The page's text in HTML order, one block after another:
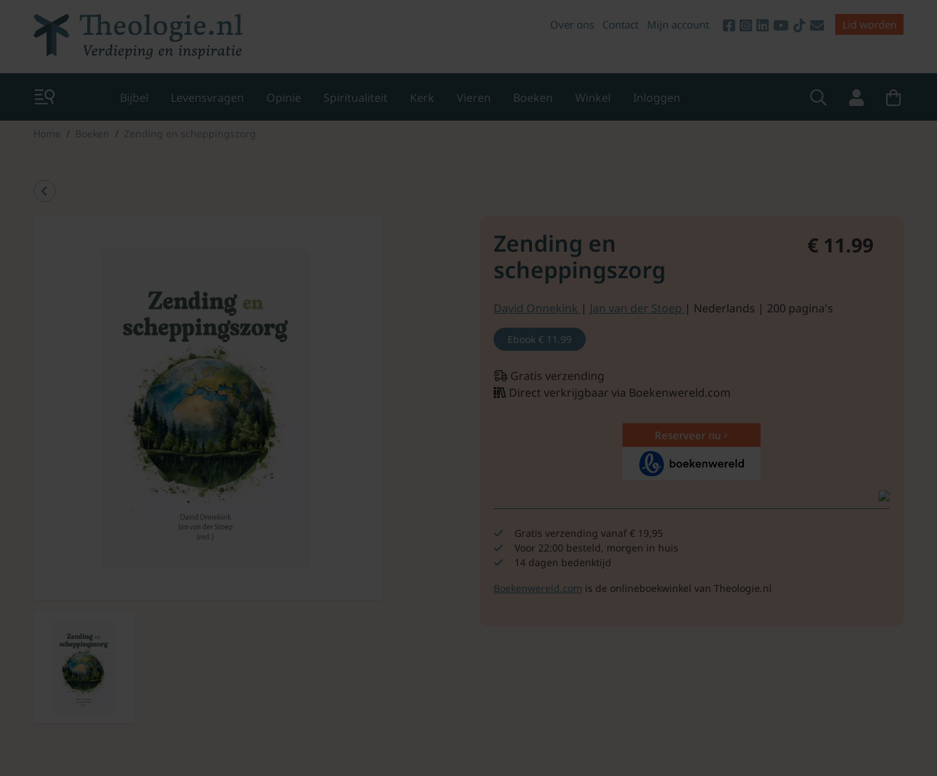
Over ons Contact Mijn account Lid worden
Bijbel Levensvragen Opinie Spiritualiteit Kerk Vieren Boeken Winkel Inloggen
Home Boeken Zending en scheppingszorg
Zending en
scheppingszorg
€ 11.99
David Onnekink | Jan van der Stoep | Nederlands | 200 pagina's
Ebook € 11.99
Gratis verzending
Direct verkrijgbaar via Boekenwereld.com
Reserveer nu
Gratis verzending vanaf € 19,95
Voor 22:00 besteld, morgen in huis
14 dagen bedenktijd
Boekenwereld.com is de onlineboekwinkel van Theologie.nl